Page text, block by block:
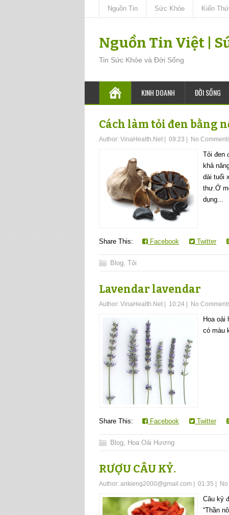
Nguồn Tin Sức Khỏe Kiến
Nguồn Tin Việt |
Tin Sức Khỏe và Đời Sống
KINH DOANH ĐỜI SỐNG
Cách làm tỏi đen bằng
Author: VinaHealth.Net 09:23 No
Tỏi đen
khả
dài tuổi
thư.Ở
dụng...
Share This: Facebook Twitter
Blog, Tỏi
Lavendar lavendar
Author: VinaHealth.Net 10:24 No
Hoa oải
có màu
Share This: Facebook Twitter
Blog, Hoa Oải Hương
RƯỢU CÂU KỶ.
Author: ankieng2000@gmail.com 01:35
Câu kỷ
“Thần